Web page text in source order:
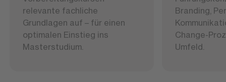
relevante fachliche
Grundlagen auf – für einen
optimalen Einstieg ins
Masterstudium.
Branding,
Change-
Umfeld.